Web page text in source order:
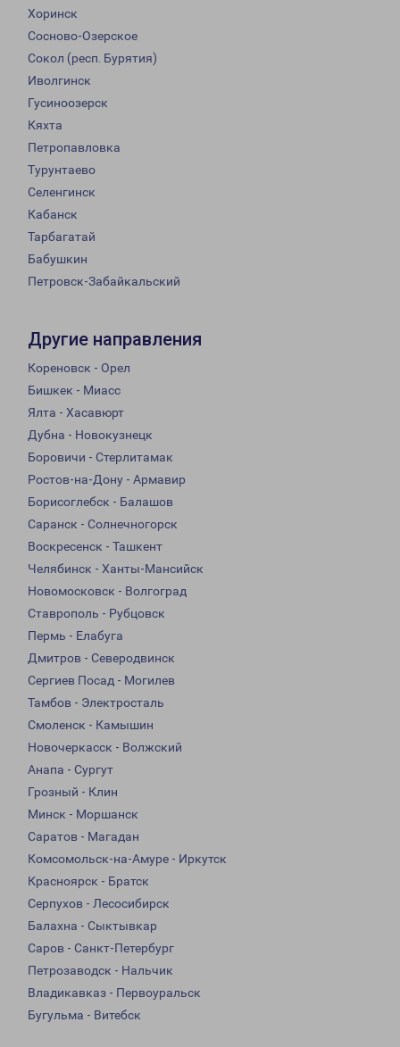
Хоринск
Сосново-Озерское
Сокол (респ. Бурятия)
Иволгинск
Гусиноозерск
Кяхта
Петропавловка
Турунтаево
Селенгинск
Кабанск
Тарбагатай
Бабушкин
Петровск-Забайкальский
Другие направления
Кореновск - Орел
Бишкек - Миасс
Ялта - Хасавюрт
Дубна - Новокузнецк
Боровичи - Стерлитамак
Ростов-на-Дону - Армавир
Борисоглебск - Балашов
Саранск - Солнечногорск
Воскресенск - Ташкент
Челябинск - Ханты-Мансийск
Новомосковск - Волгоград
Ставрополь - Рубцовск
Пермь - Елабуга
Дмитров - Северодвинск
Сергиев Посад - Могилев
Тамбов - Электросталь
Смоленск - Камышин
Новочеркасск - Волжский
Анапа - Сургут
Грозный - Клин
Минск - Моршанск
Саратов - Магадан
Комсомольск-на-Амуре - Иркутск
Красноярск - Братск
Серпухов - Лесосибирск
Балахна - Сыктывкар
Саров - Санкт-Петербург
Петрозаводск - Нальчик
Владикавказ - Первоуральск
Бугульма - Витебск